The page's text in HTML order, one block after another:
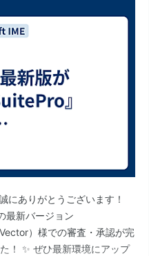
にありがとうございます！
最新バージョン
）様での審査・承認が完
！ ✨ ぜひ最新環境にアップ